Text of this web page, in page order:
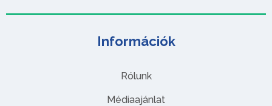
Információk
Rólunk
Médiaajánlat